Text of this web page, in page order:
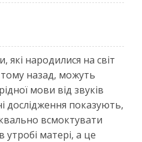
які народилися на світ
тому назад, можуть
мови від звуків
дослідження показують,
всмоктувати
матері, а це